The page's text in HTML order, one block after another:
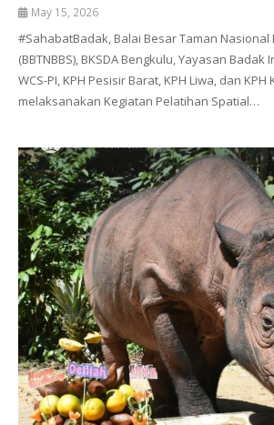
May 15, 2026
#SahabatBadak, Balai Besar Taman Nasional
(BBTNBBS), BKSDA Bengkulu, Yayasan Badak
WCS-PI, KPH Pesisir Barat, KPH Liwa, dan
melaksanakan Kegiatan Pelatihan Spatial…